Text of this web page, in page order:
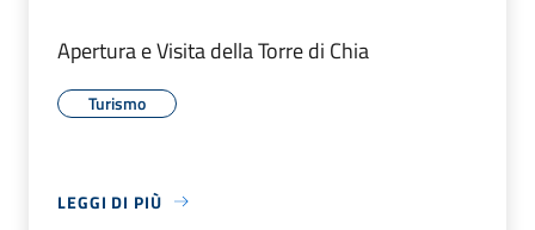
Apertura e Visita della Torre di Chia
Turismo
LEGGI DI PIÙ